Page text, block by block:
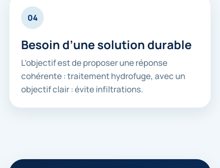
04
Besoin d’une solution durable
L’objectif est de proposer une réponse
cohérente : traitement hydrofuge, avec un
objectif clair : évite infiltrations.